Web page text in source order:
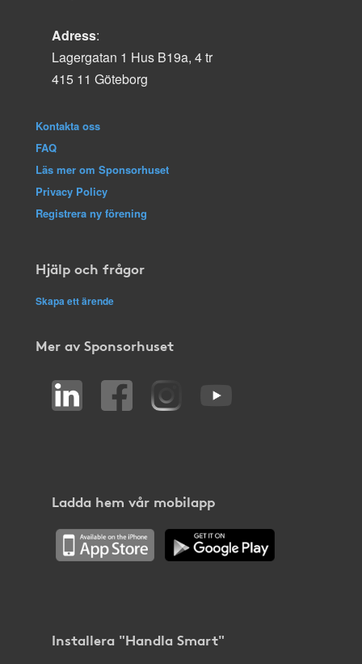
Adress:
Lagergatan 1 Hus B19a, 4 tr
415 11 Göteborg
Kontakta oss
FAQ
Läs mer om Sponsorhuset
Privacy Policy
Registrera ny förening
Hjälp och frågor
Skapa ett ärende
Mer av Sponsorhuset
Ladda hem vår mobilapp
Installera "Handla Smart"